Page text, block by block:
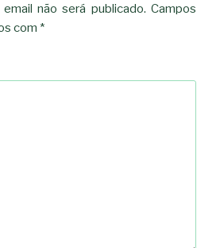
não será publicado. Campos
com *